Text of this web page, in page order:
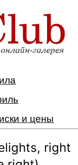
и цены
right